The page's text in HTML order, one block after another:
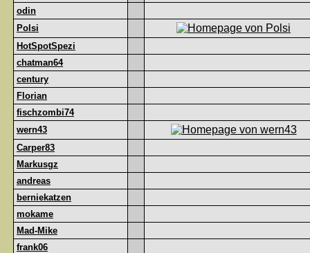
odin
Polsi
HotSpotSpezi
chatman64
century
Florian
fischzombi74
wern43
Carper83
Markusgz
andreas
berniekatzen
mokame
Mad-Mike
frank06